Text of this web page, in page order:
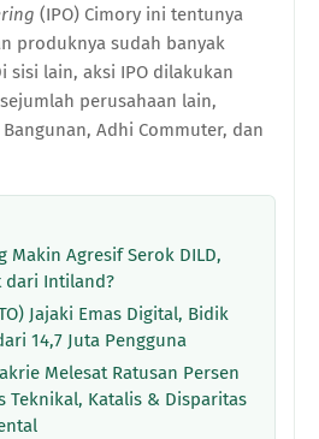
(IPO) Cimory ini tentunya
produknya sudah banyak
sisi lain, aksi IPO dilakukan
perusahaan lain,
Adhi Commuter, dan
Makin Agresif Serok DILD,
dari Intiland?
Jajaki Emas Digital, Bidik
14,7 Juta Pengguna
Melesat Ratusan Persen
Teknikal, Katalis & Disparitas